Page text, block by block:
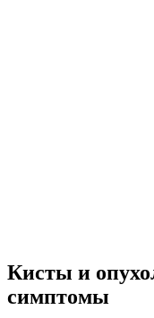
Кисты и
симптомы